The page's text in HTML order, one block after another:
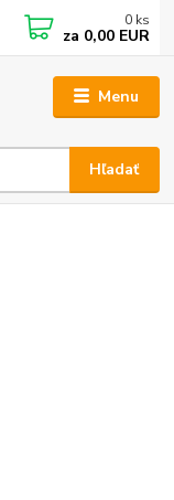
Menu
Hľadať
0 ks
za 0,00 EUR